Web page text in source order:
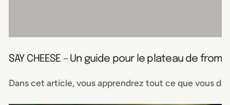
SAY CHEESE – Un guide pour le plateau de
Dans cet article, vous apprendrez tout ce que vous